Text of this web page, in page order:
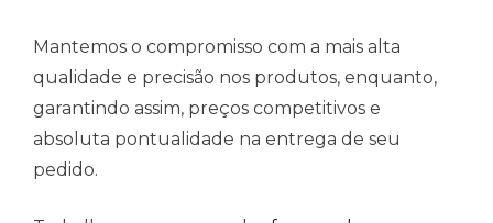
Mantemos o compromisso com a mais alta
qualidade e precisão nos produtos, enquanto,
garantindo assim, preços competitivos e
absoluta pontualidade na entrega de seu
pedido.